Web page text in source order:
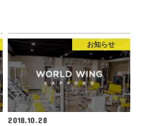
お知らせ
2018.10.28